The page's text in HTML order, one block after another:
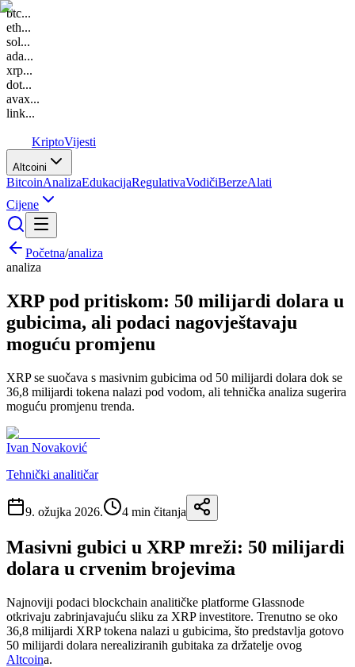
btc...
eth...
sol...
ada...
xrp...
dot...
avax...
link...
KriptoVijesti
Altcoini
BitcoinAnalizaEdukacijaRegulativaVodičiBerzeAlati
Cijene
Početna/analiza
analiza
XRP pod pritiskom: 50 milijardi dolara u
gubicima, ali podaci nagovještavaju
moguću promjenu
XRP se suočava s masivnim gubicima od 50 milijardi dolara dok se
36,8 milijardi tokena nalazi pod vodom, ali tehnička analiza sugerira
moguću promjenu trenda.
Ivan Novaković
Tehnički analitičar
9. ožujka 2026. 4 min čitanja
Masivni gubici u XRP mreži: 50 milijardi
dolara u crvenim brojevima
Najnoviji podaci blockchain analitičke platforme Glassnode
otkrivaju zabrinjavajuću sliku za XRP investitore. Trenutno se oko
36,8 milijardi XRP tokena nalazi u gubicima, što predstavlja gotovo
50 milijardi dolara nerealiziranih gubitaka za držatelje ovog
Altcoina.